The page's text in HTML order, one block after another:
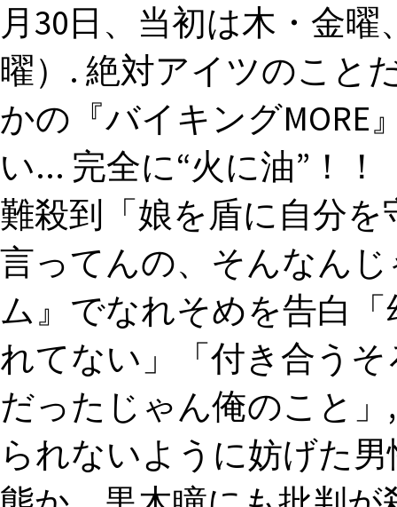
月30日、当初は木・金曜
曜）. 絶対アイツのこと
かの『バイキングMORE
い... 完全に“火に油”！
難殺到「娘を盾に自分
言ってんの、そんなん
ム』でなれそめを告白
れてない」「付き合う
だったじゃん俺のこと
られないように妨げた